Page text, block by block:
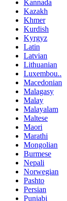
Kannada
Kazakh
Khmer
Kurdish
Kyrgyz
Latin
Latvian
Lithuanian
Luxembou..
Macedonian
Malagasy
Malay
Malayalam
Maltese
Maori
Marathi
Mongolian
Burmese
Nepali
Norwegian
Pashto
Persian
Punjabi